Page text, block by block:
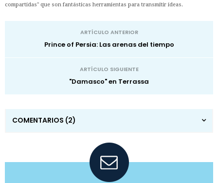
compartidas" que son fantásticas herramientas para transmitir ideas.
ARTÍCULO ANTERIOR
Prince of Persia: Las arenas del tiempo
ARTÍCULO SIGUIENTE
"Damasco" en Terrassa
COMENTARIOS (2)